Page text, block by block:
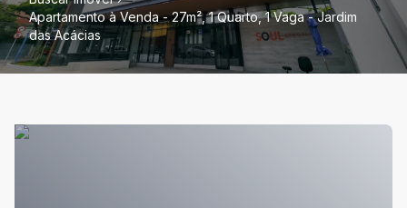
Apartamento à Venda - 27m², 1 Quarto, 1 Vaga - Jardim
das Acácias